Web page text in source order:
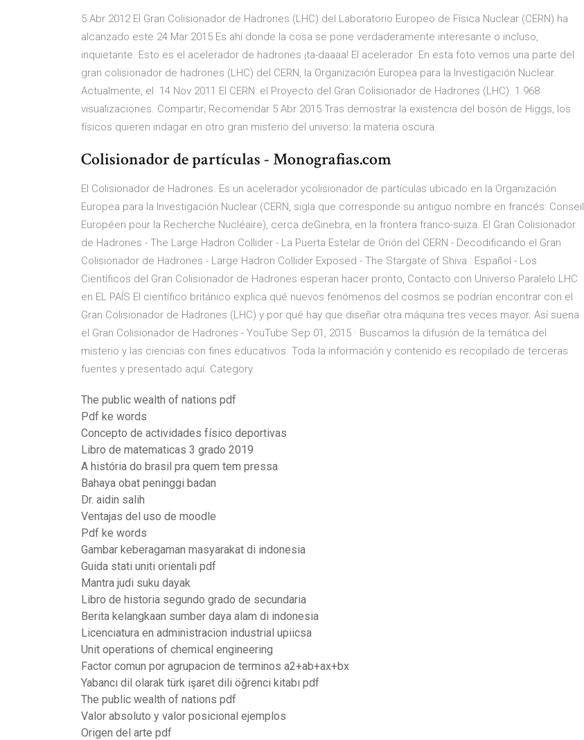
5 Abr 2012 El Gran Colisionador de Hadrones (LHC) del Laboratorio Europeo de Física Nuclear (CERN) ha
alcanzado este 24 Mar 2015 Es ahí donde la cosa se pone verdaderamente interesante o incluso,
inquietante. Esto es el acelerador de hadrones ¡ta-daaaa! El acelerador En esta foto vemos una parte del
gran colisionador de hadrones (LHC) del CERN, la Organización Europea para la Investigación Nuclear.
Actualmente, el 14 Nov 2011 El CERN: el Proyecto del Gran Colisionador de Hadrones (LHC). 1.968
visualizaciones. Compartir; Recomendar 5 Abr 2015 Tras demostrar la existencia del bosón de Higgs, los
físicos quieren indagar en otro gran misterio del universo: la materia oscura.
Colisionador de partículas - Monografias.com
El Colisionador de Hadrones. Es un acelerador ycolisionador de partículas ubicado en la Organización
Europea para la Investigación Nuclear (CERN, sigla que corresponde su antiguo nombre en francés: Conseil
Européen pour la Recherche Nucléaire), cerca deGinebra, en la frontera franco-suiza. El Gran Colisionador
de Hadrones - The Large Hadron Collider - La Puerta Estelar de Orión del CERN - Decodificando el Gran
Colisionador de Hadrones - Large Hadron Collider Exposed - The Stargate of Shiva : Español - Los
Científicos del Gran Colisionador de Hadrones esperan hacer pronto, Contacto con Universo Paralelo LHC
en EL PAÍS El científico británico explica qué nuevos fenómenos del cosmos se podrían encontrar con el
Gran Colisionador de Hadrones (LHC) y por qué hay que diseñar otra máquina tres veces mayor. Así suena
el Gran Colisionador de Hadrones - YouTube Sep 01, 2015 · Buscamos la difusión de la temática del
misterio y las ciencias con fines educativos. Toda la información y contenido es recopilado de terceras
fuentes y presentado aquí. Category
The public wealth of nations pdf
Pdf ke words
Concepto de actividades físico deportivas
Libro de matematicas 3 grado 2019
A história do brasil pra quem tem pressa
Bahaya obat peninggi badan
Dr. aidin salih
Ventajas del uso de moodle
Pdf ke words
Gambar keberagaman masyarakat di indonesia
Guida stati uniti orientali pdf
Mantra judi suku dayak
Libro de historia segundo grado de secundaria
Berita kelangkaan sumber daya alam di indonesia
Licenciatura en administracion industrial upiicsa
Unit operations of chemical engineering
Factor comun por agrupacion de terminos a2+ab+ax+bx
Yabancı dil olarak türk işaret dili öğrenci kitabı pdf
The public wealth of nations pdf
Valor absoluto y valor posicional ejemplos
Origen del arte pdf